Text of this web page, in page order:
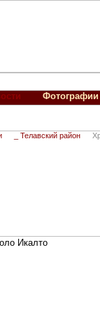
Фотографии
_ Телавский район